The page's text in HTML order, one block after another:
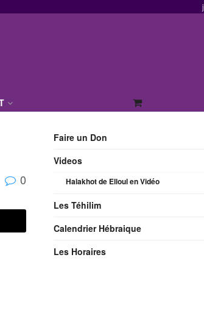
0
Faire un Don
Videos
Halakhot de Elloul en Vidéo
Les Téhilim
Calendrier Hébraique
Les Horaires